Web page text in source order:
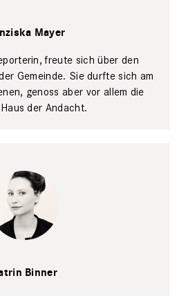
Mayer
freute sich über den
Gemeinde. Sie durfte sich am
genoss aber vor allem die
der Andacht.
Binner